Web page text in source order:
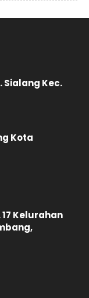
Sialang Kec.
Kota
17 Kelurahan